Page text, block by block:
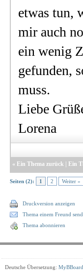
etwas tun,
mir auch
ein wenig
gefunden,
muss.
Liebe
Lorena
« Ein Thema zurück Ein
Seiten (2): 1 2 Weiter »
Druckversion anzeigen
Thema einem Freund
Thema abonnieren
Deutsche Übersetzung: